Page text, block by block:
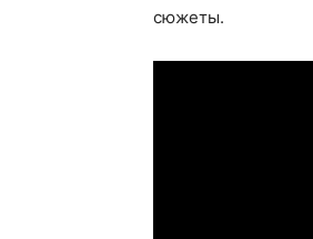
сюжеты.